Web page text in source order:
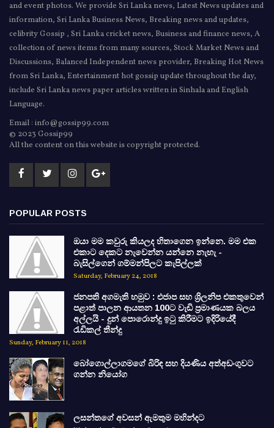
and event photos. We provide Sri Lanka news, Latest News updates and
information, Sri Lanka Business News, Breaking news and updates,
celibrity Gossip , Sri Lanka cricket news, Business and finance news, A
collection of news items from many sources, Stock Market News and
Discussions, Balanced Independent news provider, Breaking Hot News
from Sri Lanka, Entertainment hot gossip update throughout the day,
include Sri Lanka news paper articles written in Sinhala and English
Language.
Email : info@gossip99.com
© 2023 Gossip99
All the content on this website is copyright protected.
POPULAR POSTS
ඔයා මම කවුරු කියලද හිතාගෙන ඉන්නෙ. මම එක
එකාට දෙකට නැවෙන්න යන්නෙ නැහැ -
බැසිල්ගෙන් ගම්මන්පිලට කැපිල්ලක්
Saturday, February 24, 2018
ජනපති අගමැති හමුව : එජාප සහ ශ්‍රිලනිප එකතුවෙන්
පළාත් පාලන ආයතන 100ට වැඩි ප්‍රමාණයක බලය
අල්ලයි - දුන් පොරොන්දු ඉටු කිරීමට ඉදිරියේදී
රැඩිකල් තීන්දු
Sunday, February 11, 2018
බෝගොල්ලාගමගේ බිරිඳ සහ දියණිය අත්අඩංගුවට
ගන්න නියෝග
ලසන්තගේ අවසන් ඇමතුම මහින්දට